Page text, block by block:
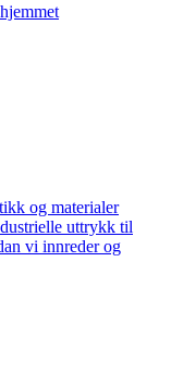
og materialer
uttrykk til
vi innreder og